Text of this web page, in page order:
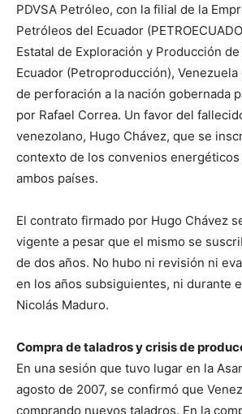
PDVSA Petróleo, con la filial de la
Petróleos del Ecuador
Estatal de Exploración y Producción
Ecuador (Petroproducción),
de perforación a la nación gobernada
por Rafael Correa. Un favor del
venezolano, Hugo Chávez, que se
contexto de los convenios
ambos países.
El contrato firmado por Hugo Chávez
vigente a pesar que el mismo se
de dos años. No hubo ni revisión ni
en los años subsiguientes, ni durante
Nicolás Maduro.
Compra de taladros y crisis de
En una sesión que tuvo lugar en la
agosto de 2007, se confirmó que
comprando nuevos taladros. En la